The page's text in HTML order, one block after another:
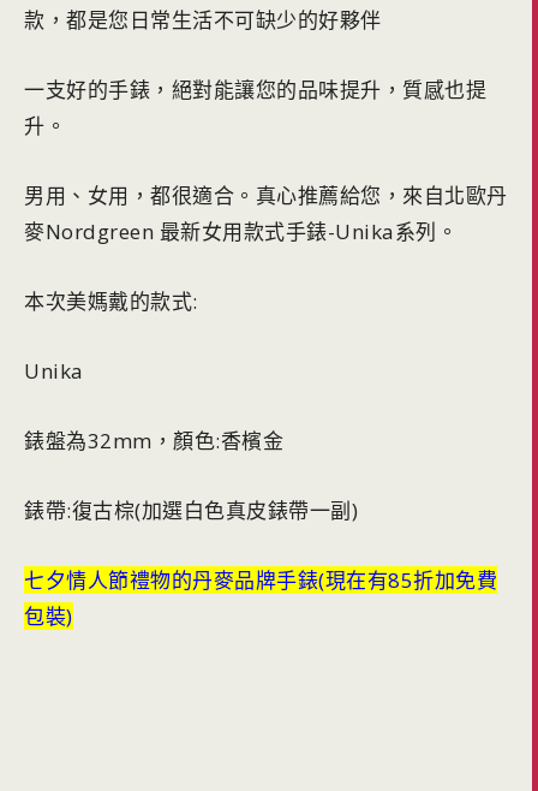
款，都是您日常生活不可缺少的好夥伴
一支好的手錶，絕對能讓您的品味提升，質感也提
升。
男用、女用，都很適合。真心推薦給您，來自北歐丹
麥Nordgreen 最新女用款式手錶-Unika系列。
本次美媽戴的款式:
Unika
錶盤為32mm，顏色:香檳金
錶帶:復古棕(加選白色真皮錶帶一副)
七夕情人節禮物的丹麥品牌手錶(現在有85折加免費
包裝)